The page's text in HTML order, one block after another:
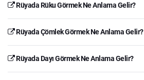
Rüyada Rüku Görmek Ne Anlama Gelir?
Rüyada Çömlek Görmek Ne Anlama Gelir?
Rüyada Dayı Görmek Ne Anlama Gelir?